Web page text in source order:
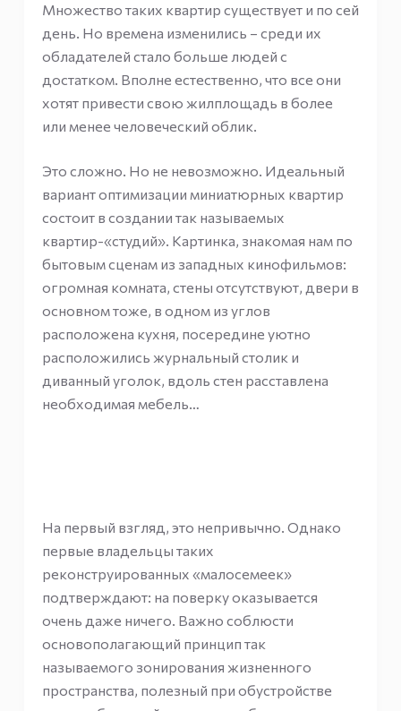
Множество таких квартир существует и по сей
день. Но времена изменились – среди их
обладателей стало больше людей с
достатком. Вполне естественно, что все они
хотят привести свою жилплощадь в более
или менее человеческий облик.
Это сложно. Но не невозможно. Идеальный
вариант оптимизации миниатюрных квартир
состоит в создании так называемых
квартир-«студий». Картинка, знакомая нам по
бытовым сценам из западных кинофильмов:
огромная комната, стены отсутствуют, двери в
основном тоже, в одном из углов
расположена кухня, посередине уютно
расположились журнальный столик и
диванный уголок, вдоль стен расставлена
необходимая мебель…
На первый взгляд, это непривычно. Однако
первые владельцы таких
реконструированных «малосемеек»
подтверждают: на поверку оказывается
очень даже ничего. Важно соблюсти
основополагающий принцип так
называемого зонирования жизненного
пространства, полезный при обустройстве